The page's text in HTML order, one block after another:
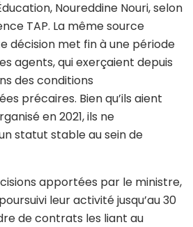
Noureddine Nouri, selon
TAP. La même source
décision met fin à une période
agents, qui exerçaient depuis
des conditions
précaires. Bien qu’ils aient
en 2021, ils ne
statut stable au sein de
apportées par le ministre,
leur activité jusqu’au 30
de contrats les liant au